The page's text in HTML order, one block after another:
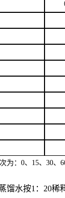
为： 0、15、30、
馏水按1：20稀